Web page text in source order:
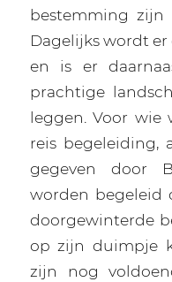
bestemming zijn
Dagelijks wordt
en is er
prachtige
leggen. Voor wie
reis begeleiding,
gegeven door
worden begeleid
doorgewinterde
op zijn duimpje
zijn nog